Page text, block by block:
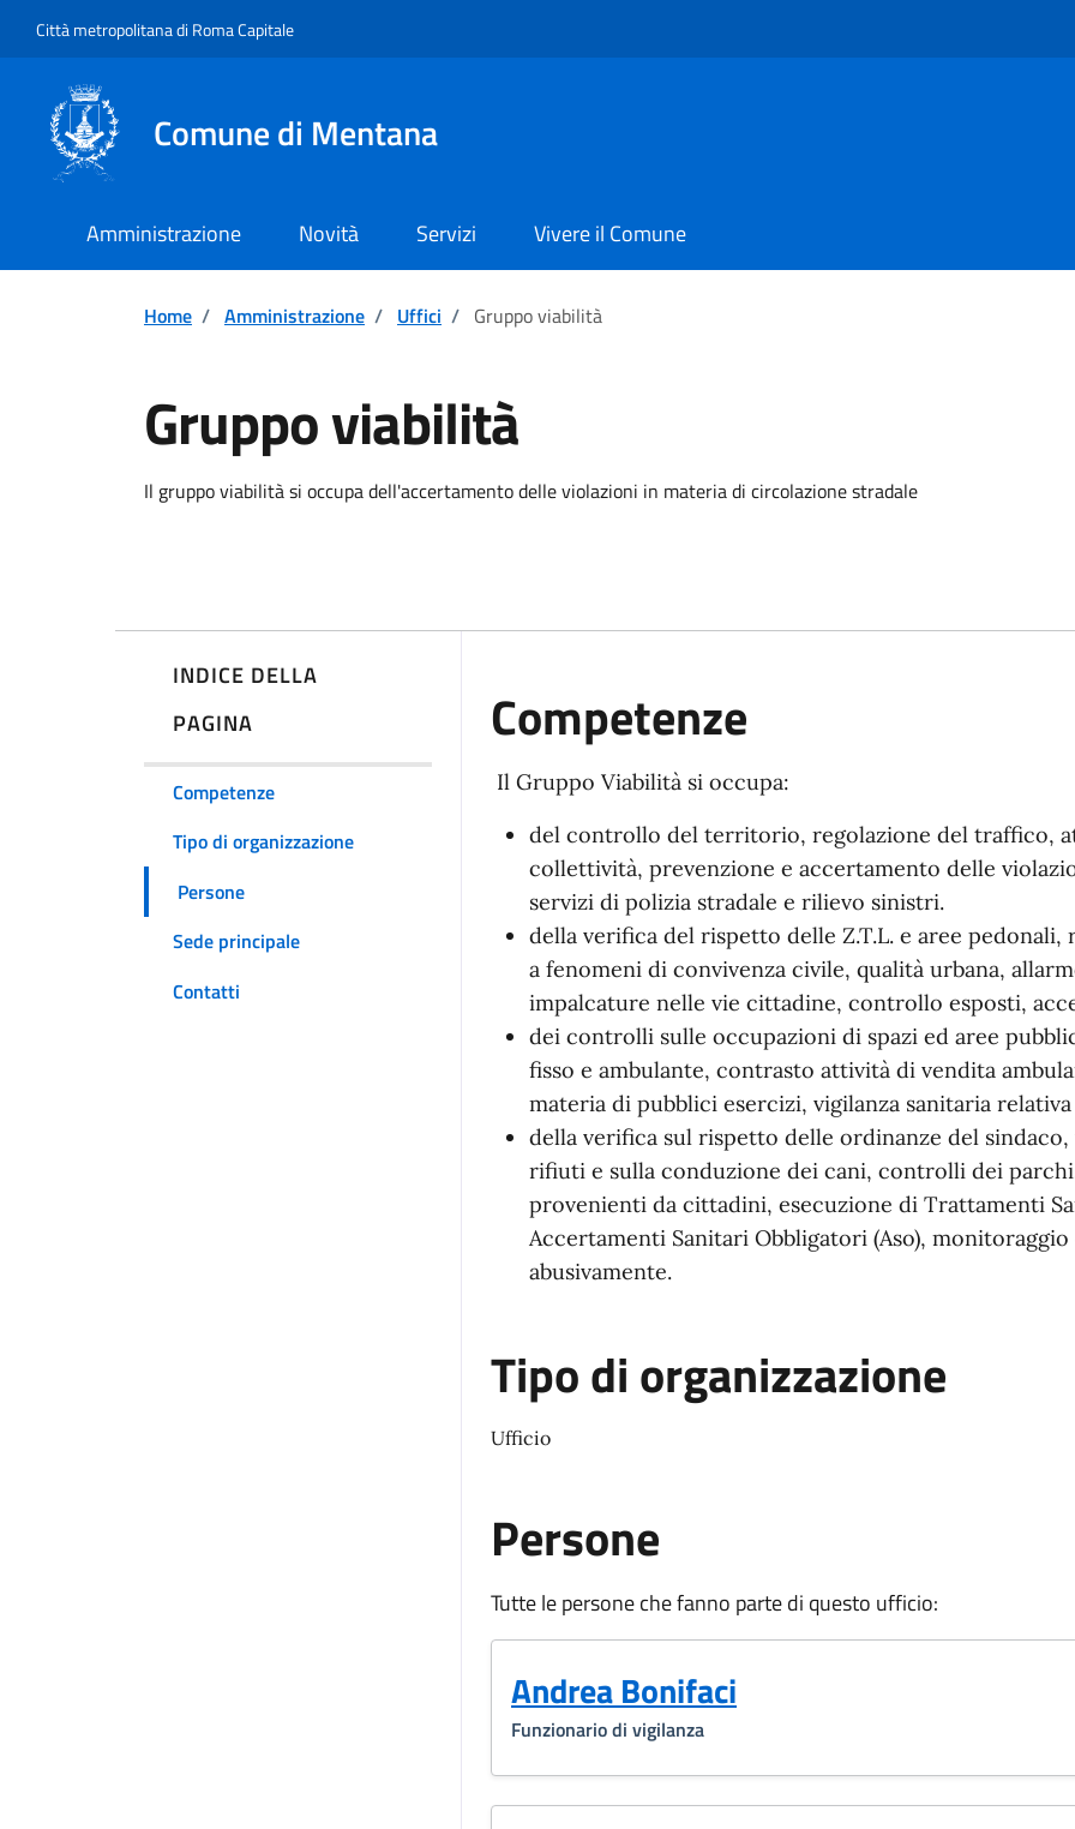
Città metropolitana di Roma Capitale
Comune di Mentana
Amministrazione Novità Servizi Vivere il Comune
Home / Amministrazione / Uffici / Gruppo viabilità
Gruppo viabilità
Il gruppo viabilità si occupa dell'accertamento delle violazioni in materia di circolazione stradale
INDICE DELLA
PAGINA
Competenze
Tipo di organizzazione
Persone
Sede principale
Contatti
Competenze
Il Gruppo Viabilità si occupa:
del controllo del territorio, regolazione del traffico,
collettività, prevenzione e accertamento delle
servizi di polizia stradale e rilievo sinistri.
della verifica del rispetto delle Z.T.L. e aree
a fenomeni di convivenza civile, qualità urbana,
impalcature nelle vie cittadine, controllo esposti,
dei controlli sulle occupazioni di spazi ed aree
fisso e ambulante, contrasto attività di vendita
materia di pubblici esercizi, vigilanza sanitaria
della verifica sul rispetto delle ordinanze del
rifiuti e sulla conduzione dei cani, controlli dei
provenienti da cittadini, esecuzione di Trattamenti
Accertamenti Sanitari Obbligatori (Aso),
abusivamente.
Tipo di organizzazione
Ufficio
Persone
Tutte le persone che fanno parte di questo ufficio:
Andrea Bonifaci
Funzionario di vigilanza